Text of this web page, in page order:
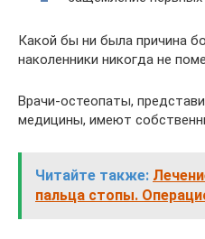
Какой бы ни была причина
наколенники никогда не
Врачи-остеопаты,
медицины, имеют
Читайте также:
пальца стопы.